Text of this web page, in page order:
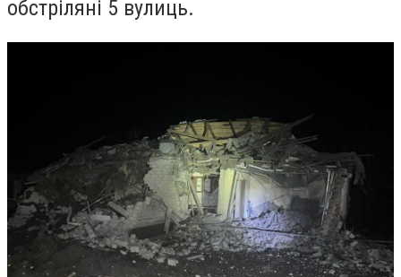
обстріляні 5 вулиць.